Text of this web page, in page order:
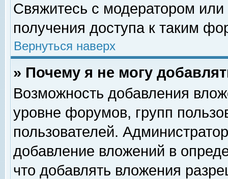
Свяжитесь с модератором
получения доступа к таким
Вернуться наверх
» Почему я не могу
Возможность добавления
уровне форумов, групп
пользователей.
добавление вложений в
что добавлять вложения